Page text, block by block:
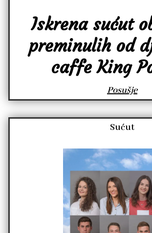
Iskrena sućut
preminulih od
caffe King
Posušje
Sućut